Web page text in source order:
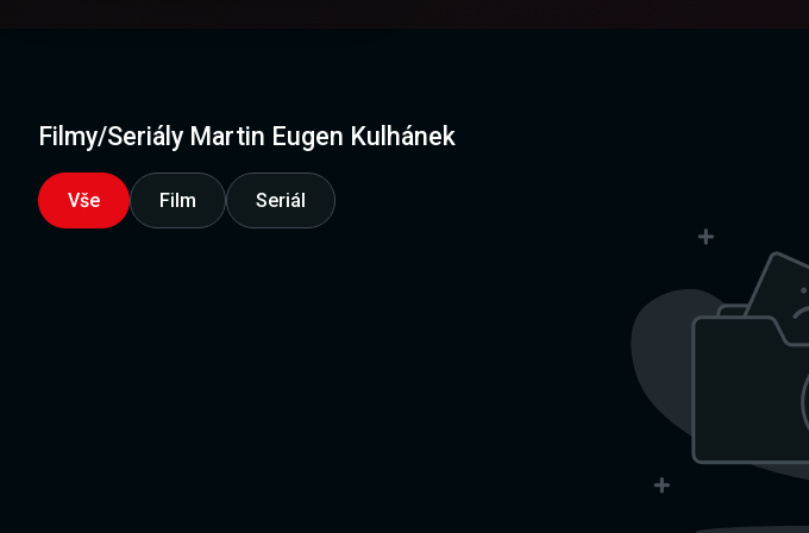
Filmy/Seriály Martin Eugen Kulhánek
Vše Film Seriál